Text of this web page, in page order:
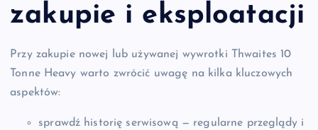
zakupie i eksploatacji
Przy zakupie nowej lub używanej wywrotki Thwaites 10
Tonne Heavy warto zwrócić uwagę na kilka kluczowych
aspektów:
sprawdź historię serwisową — regularne przeglądy i